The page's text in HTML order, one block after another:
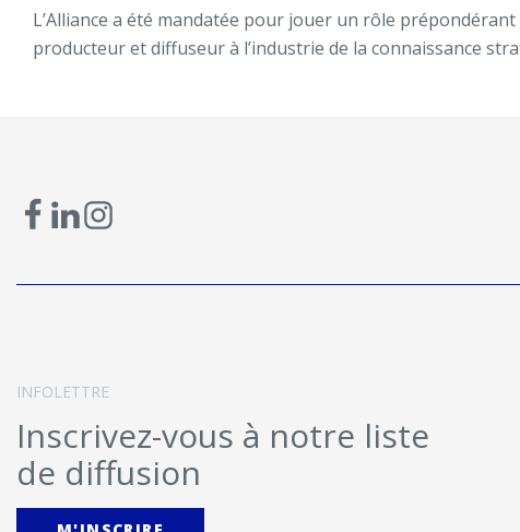
L’Alliance a été mandatée pour jouer un rôle
producteur et diffuseur à l’industrie de la connaissance
INFOLETTRE
Inscrivez-vous à notre liste
de diffusion